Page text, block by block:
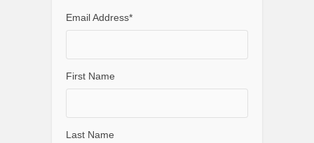
Email Address*
First Name
Last Name